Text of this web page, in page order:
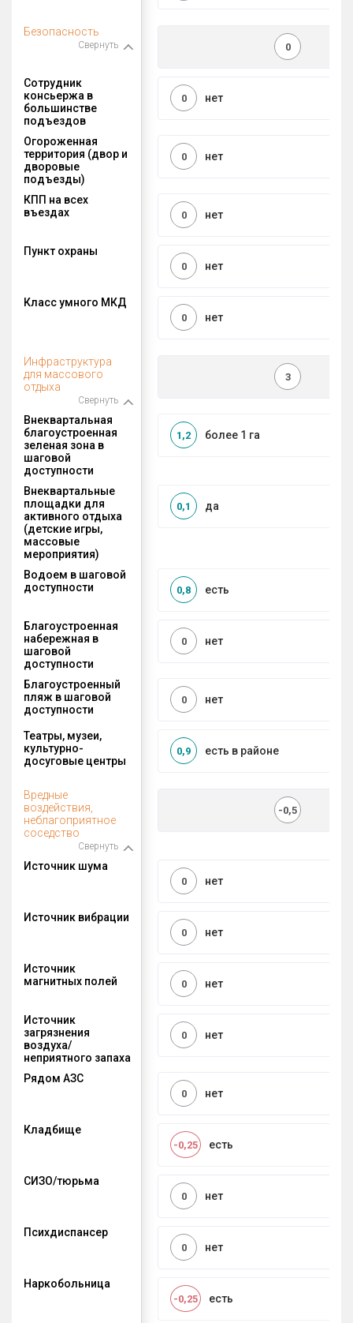
Безопасность
Свернуть 0
Сотрудник
консьержа в
большинстве
подъездов
нет
0
Огороженная
территория (двор и
дворовые
подъезды)
нет
0
КПП на всех
въездах
нет
0
Пункт охраны
нет
0
Класс умного МКД
нет
0
Инфраструктура
для массового
отдыха
Свернуть
3
Внеквартальная
благоустроенная
зеленая зона в
шаговой
доступности
более 1 га
1,2
Внеквартальные
площадки для
активного отдыха
(детские игры,
массовые
мероприятия)
да
0,1
Водоем в шаговой
доступности
есть
0,8
Благоустроенная
набережная в
шаговой
доступности
нет
0
Благоустроенный
пляж в шаговой
доступности
нет
0
Театры, музеи,
культурно-
досуговые центры
есть в районе
0,9
Вредные
воздействия,
неблагоприятное
соседство
Свернуть
-0,5
Источник шума
нет
0
Источник вибрации
нет
0
Источник
магнитных полей
нет
0
Источник
загрязнения
воздуха/
неприятного запаха
нет
0
Рядом АЗС
нет
0
Кладбище
есть
-0,25
СИЗО/тюрьма
нет
0
Психдиспансер
нет
0
Наркобольница
есть
-0,25